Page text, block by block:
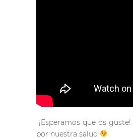
¡Esperamos que os
por nuestra salud